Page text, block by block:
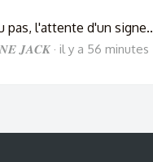
pas, l'attente d'un signe..
𝑱𝑨𝑪𝑲 il y a 56 minutes